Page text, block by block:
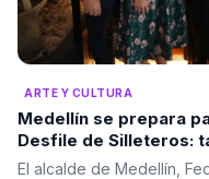
ARTE Y CULTURA
Medellín se prepara
Desfile de Silleteros:
protagonistas
El alcalde de Medellín,